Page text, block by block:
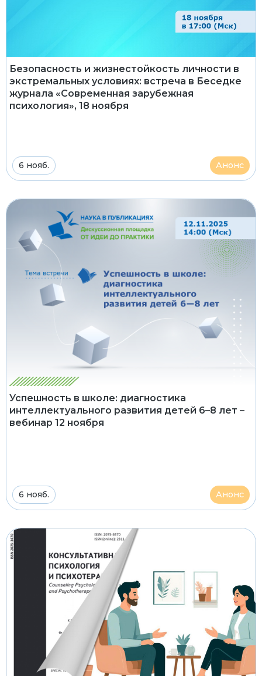
Безопасность и жизнестойкость личности в
экстремальных условиях: встреча в Беседке
журнала «Современная зарубежная
психология», 18 ноября
6 нояб. Анонс
Успешность в школе: диагностика
интеллектуального развития детей 6–8 лет –
вебинар 12 ноября
6 нояб. Анонс